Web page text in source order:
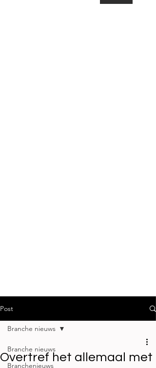
Post
Branche nieuws
Branchenieuws
Branche nieuws
Overtref het allemaal met